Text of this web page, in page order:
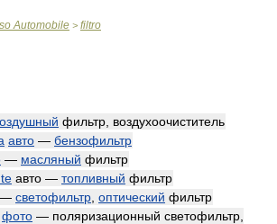
Automobile > filtro
фильтр, воздухоочиститель
авто — бензофильтр
— масляный фильтр
авто — топливный фильтр
— светофильтр оптический фильтр
фото — поляризационный светофильтр,